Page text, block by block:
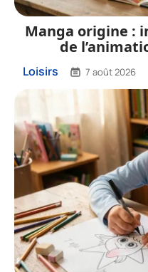
Manga origine :
de
Loisirs 7 août 2026